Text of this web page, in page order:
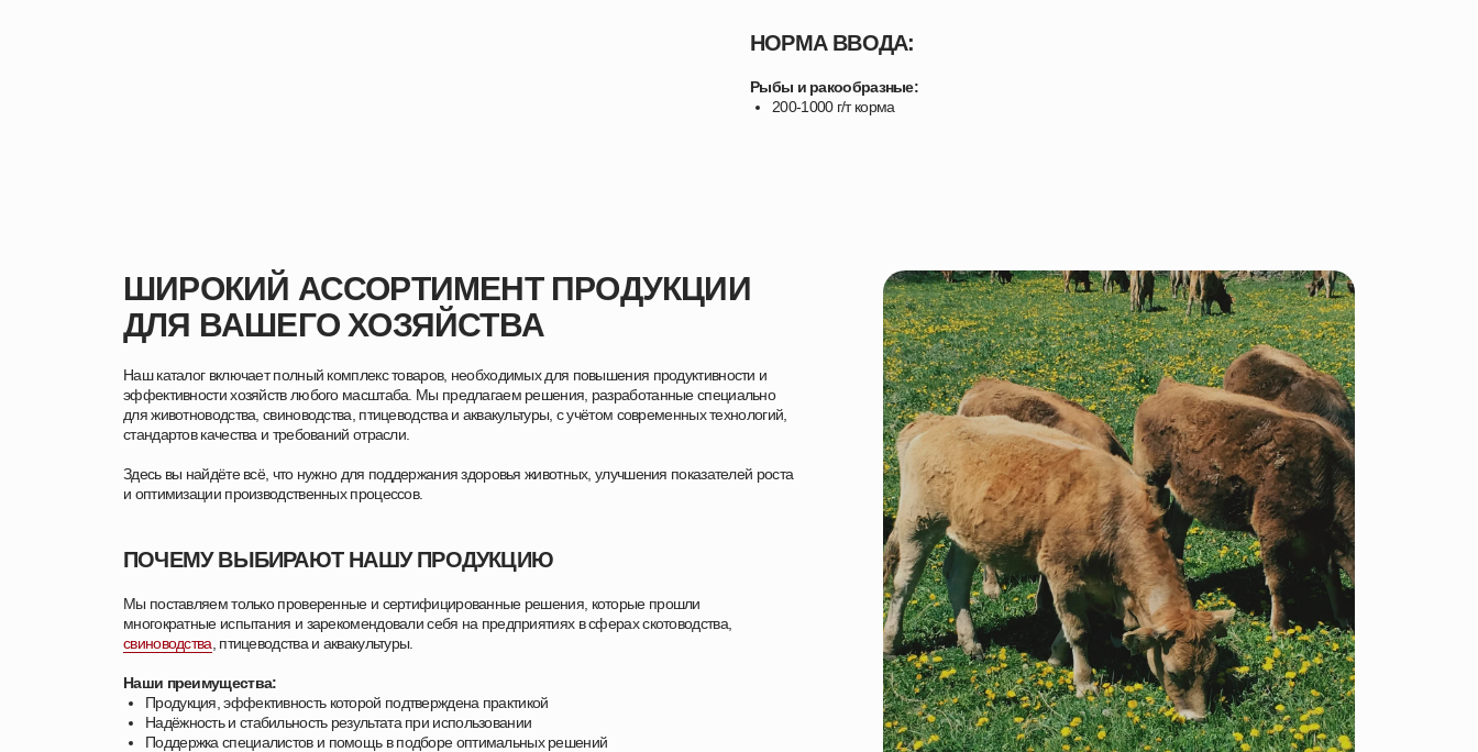
Рыбы и ракообразные:
200-1000 г/т корма
НОРМА ВВОДА:
Мы поставляем только проверенные и сертифицированные решения, которые прошли
многократные испытания и зарекомендовали себя на предприятиях в сферах скотоводства,
свиноводства , птицеводства и аквакультуры.
Наши преимущества:
Продукция, эффективность которой подтверждена практикой
Надёжность и стабильность результата при использовании
Поддержка специалистов и помощь в подборе оптимальных решений
Наш каталог включает полный комплекс товаров, необходимых для повышения продуктивности и
эффективности хозяйств любого масштаба. Мы предлагаем решения, разработанные специально
для животноводства, свиноводства, птицеводства и аквакультуры, с учётом современных технологий,
стандартов качества и требований отрасли.
Здесь вы найдёте всё, что нужно для поддержания здоровья животных, улучшения показателей роста
и оптимизации производственных процессов.
ПОЧЕМУ ВЫБИРАЮТ НАШУ ПРОДУКЦИЮ
ШИРОКИЙ АССОРТИМЕНТ ПРОДУКЦИИ
ДЛЯ ВАШЕГО ХОЗЯЙСТВА